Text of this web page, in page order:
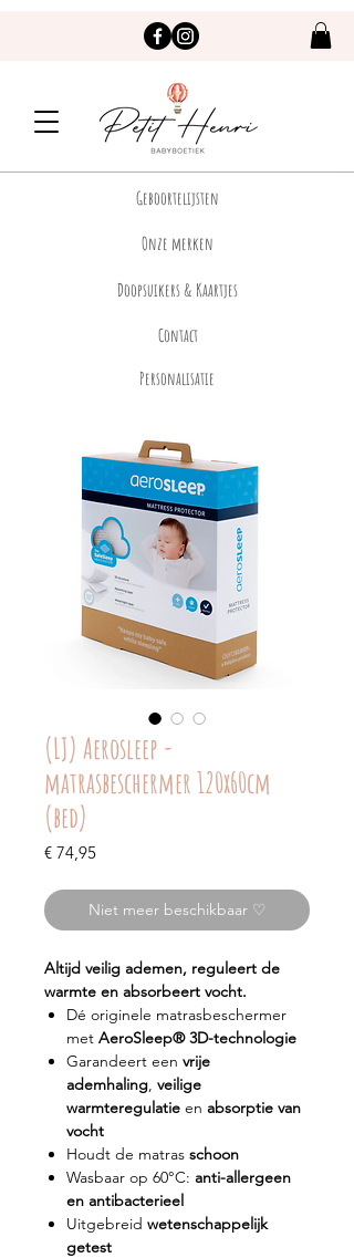
Geboortelijsten
Onze merken
Doopsuikers & Kaartjes
Contact
Personalisatie
(LJ) Aerosleep -
matrasbeschermer 120x60cm
(bed)
€ 74,95Prijs
Niet meer beschikbaar ♡
Altijd veilig ademen, reguleert de
warmte en absorbeert vocht.
Dé originele matrasbeschermer
met AeroSleep® 3D-technologie
Garandeert een vrije
ademhaling, veilige
warmteregulatie en absorptie van
vocht
Houdt de matras schoon
Wasbaar op 60°C: anti-allergeen
en antibacterieel
Uitgebreid wetenschappelijk
getest